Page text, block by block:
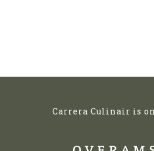
Carrera Culinair is